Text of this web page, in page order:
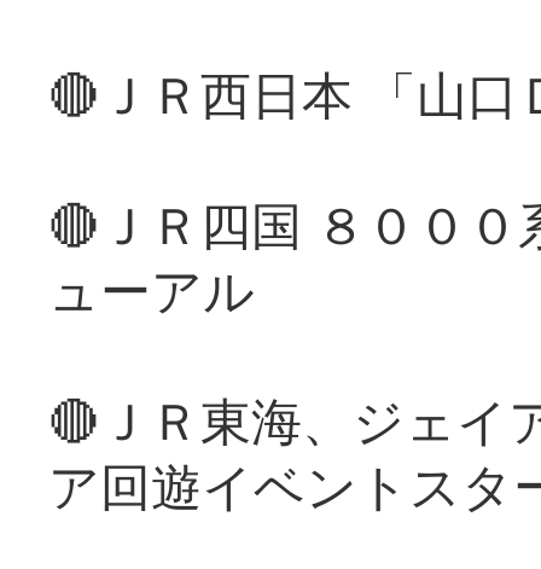
🔴ＪＲ西日本 「山
🔴ＪＲ四国 ８００
ューアル
🔴ＪＲ東海、ジェイ
ア回遊イベントスタ